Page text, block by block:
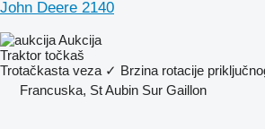
John Deere 2140
Aukcija
Traktor točkaš
Trotačkasta veza ✓ Brzina rotacije
Francuska, St Aubin Sur Gaillon